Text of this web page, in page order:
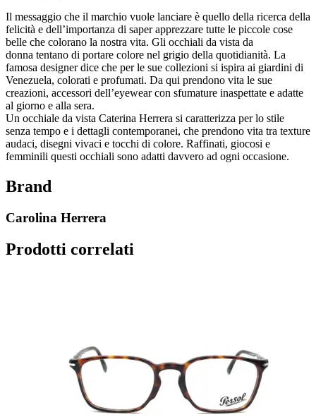
Il messaggio che il marchio vuole lanciare è quello della ricerca della
felicità e dell’importanza di saper apprezzare tutte le piccole cose
belle che colorano la nostra vita. Gli occhiali da vista da
donna tentano di portare colore nel grigio della quotidianità. La
famosa designer dice che per le sue collezioni si ispira ai giardini di
Venezuela, colorati e profumati. Da qui prendono vita le sue
creazioni, accessori dell’eyewear con sfumature inaspettate e adatte
al giorno e alla sera.
Un occhiale da vista Caterina Herrera si caratterizza per lo stile
senza tempo e i dettagli contemporanei, che prendono vita tra texture
audaci, disegni vivaci e tocchi di colore. Raffinati, giocosi e
femminili questi occhiali sono adatti davvero ad ogni occasione.
Brand
Carolina Herrera
Prodotti correlati